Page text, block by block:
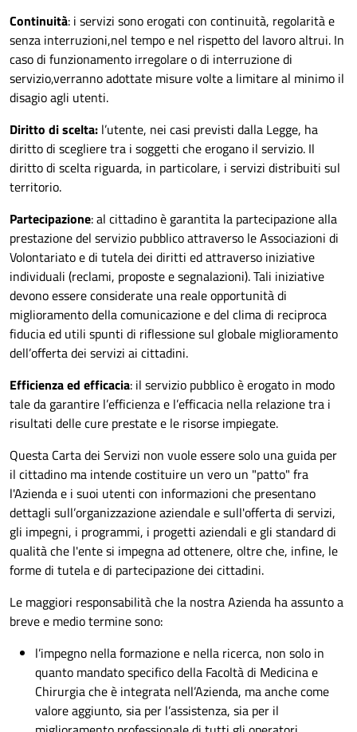
Continuità: i servizi sono erogati con continuità, regolarità e
senza interruzioni,nel tempo e nel rispetto del lavoro altrui. In
caso di funzionamento irregolare o di interruzione di
servizio,verranno adottate misure volte a limitare al minimo il
disagio agli utenti.
Diritto di scelta: l’utente, nei casi previsti dalla Legge, ha
diritto di scegliere tra i soggetti che erogano il servizio. Il
diritto di scelta riguarda, in particolare, i servizi distribuiti sul
territorio.
Partecipazione: al cittadino è garantita la partecipazione alla
prestazione del servizio pubblico attraverso le Associazioni di
Volontariato e di tutela dei diritti ed attraverso iniziative
individuali (reclami, proposte e segnalazioni). Tali iniziative
devono essere considerate una reale opportunità di
miglioramento della comunicazione e del clima di reciproca
fiducia ed utili spunti di riflessione sul globale miglioramento
dell’offerta dei servizi ai cittadini.
Efficienza ed efficacia: il servizio pubblico è erogato in modo
tale da garantire l’efficienza e l’efficacia nella relazione tra i
risultati delle cure prestate e le risorse impiegate.
Questa Carta dei Servizi non vuole essere solo una guida per
il cittadino ma intende costituire un vero un "patto" fra
l'Azienda e i suoi utenti con informazioni che presentano
dettagli sull’organizzazione aziendale e sull'offerta di servizi,
gli impegni, i programmi, i progetti aziendali e gli standard di
qualità che l'ente si impegna ad ottenere, oltre che, infine, le
forme di tutela e di partecipazione dei cittadini.
Le maggiori responsabilità che la nostra Azienda ha assunto a
breve e medio termine sono:
l’impegno nella formazione e nella ricerca, non solo in
quanto mandato specifico della Facoltà di Medicina e
Chirurgia che è integrata nell’Azienda, ma anche come
valore aggiunto, sia per l’assistenza, sia per il